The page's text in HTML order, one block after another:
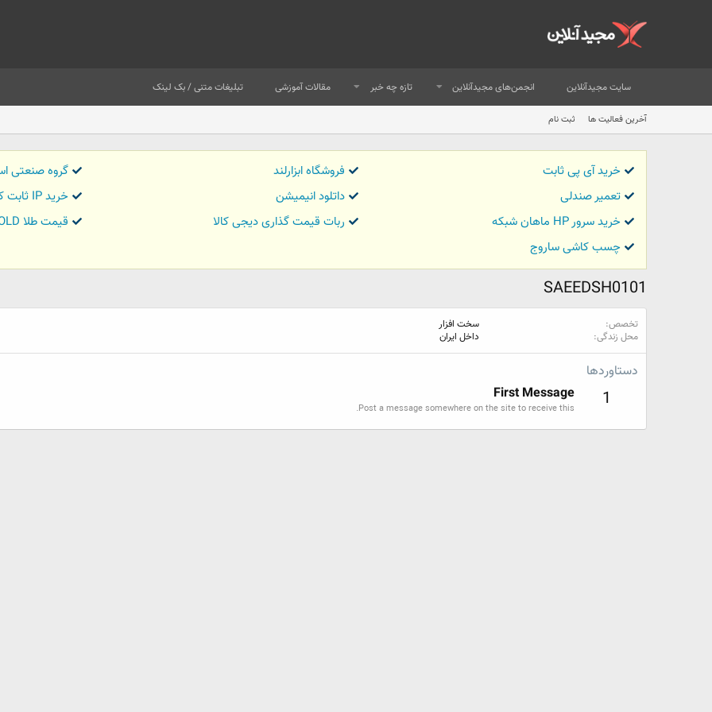
سایت مجیدآنلاین انجمن‌های مجیدآنلاین تازه چه خبر مقالات آموزشی تبلیغات متنی / بک لینک
آخرین فعالیت ها ثبت نام
خرید آی پی ثابت فروشگاه ابزارلند
گروه صنعتی
تعمیر صندلی
داتلود انیمیشن
خرید IP ثابت کاور تریدر
خرید سرور HP ماهان شبکه
ربات قیمت گذاری دیجی کالا
قیمت طلا GOLD
چسب کاشی ساروج
SAEEDSH0101
تخصص
سخت افزار
محل زندگی
داخل ایران
دستاوردها
1
First Message
Post a message somewhere on the site to receive this.